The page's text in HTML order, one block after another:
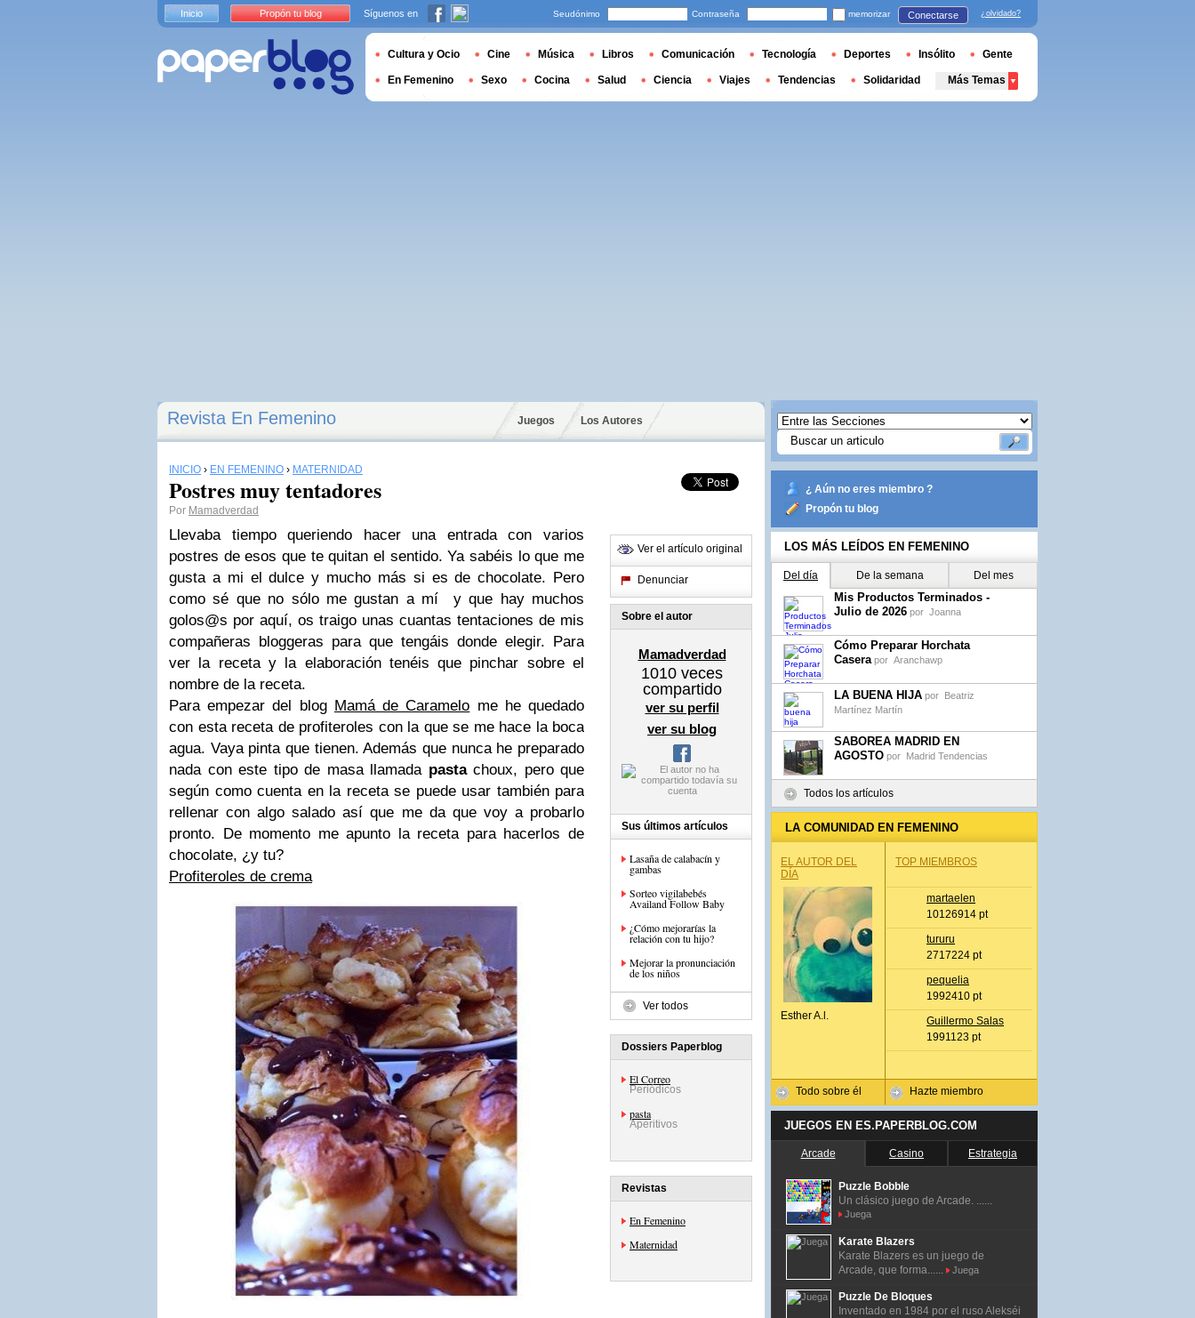
Revista En Femenino Juegos Los Autores
INICIO › EN FEMENINO › MATERNIDAD
Postres muy tentadores
Por Mamadverdad
Llevaba tiempo queriendo hacer una entrada con varios
postres de esos que te quitan el sentido. Ya sabéis lo que me
gusta a mi el dulce y mucho más si es de chocolate. Pero
como sé que no sólo me gustan a mí y que hay muchos
golos@s por aquí, os traigo unas cuantas tentaciones de mis
compañeras bloggeras para que tengáis donde elegir. Para
ver la receta y la elaboración tenéis que pinchar sobre el
nombre de la receta.
Para empezar del blog Mamá de Caramelo me he quedado
con esta receta de profiteroles con la que se me hace la boca
agua. Vaya pinta que tienen. Además que nunca he preparado
nada con este tipo de masa llamada pastachoux, pero que
según como cuenta en la receta se puede usar también para
rellenar con algo salado así que me da que voy a probarlo
pronto. De momento me apunto la receta para hacerlos de
chocolate, ¿y tu?
Profiteroles de crema
Ver el artículo original
Denunciar
Sobre el autor
Mamadverdad
1010 veces
compartido
ver su perfil
ver su blog
Sus últimos artículos
Lasaña de calabacín y
gambas
Sorteo vigilabebés
Availand Follow Baby
¿Cómo mejorarías la
relación con tu hijo?
Mejorar la pronunciación
de los niños
Ver todos
Dossiers Paperblog
El Correo
Periódicos
pasta
Aperitivos
Revistas
En Femenino
Maternidad
¿ Aún no eres miembro ?
Propón tu blog
LOS MÁS LEÍDOS EN FEMENINO
Del día De la semana Del mes
Mis Productos Terminados -
Julio de 2026 por Joanna
Cómo Preparar Horchata
Casera por Aranchawp
LA BUENA HIJA por Beatriz
Martínez Martín
SABOREA MADRID EN
AGOSTO por Madrid Tendencias
Todos los artículos
LA COMUNIDAD EN FEMENINO
EL AUTOR DEL
DÍA
Esther A.l.
Todo sobre él
TOP MIEMBROS
martaelen
10126914 pt
tururu
2717224 pt
pequelia
1992410 pt
Guillermo Salas
1991123 pt
Hazte miembro
JUEGOS EN ES.PAPERBLOG.COM
Arcade Casino Estrategia
Puzzle Bobble
Un clásico juego de Arcade. ......
Juega
Karate Blazers
Karate Blazers es un juego de
Arcade, que forma......
Juega
Puzzle De Bloques
Inventado en 1984 por el ruso Alekséi
Inicio Propón tu blog Síguenos en Seudónimo Contraseña memorizar Conectarse ¿olvidado?
Cultura y Ocio Cine Música Libros Comunicación Tecnología Deportes Insólito Gente
En Femenino Sexo Cocina Salud Ciencia Viajes Tendencias Solidaridad Más Temas